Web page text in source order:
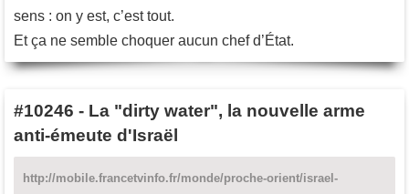
sens : on y est, c’est tout.
Et ça ne semble choquer aucun chef d’État.
#10246 - La "dirty water", la nouvelle arme
anti-émeute d'Israël
http://mobile.francetvinfo.fr/monde/proche-orient/israel-